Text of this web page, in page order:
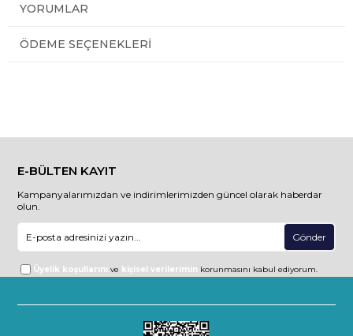
YORUMLAR
ÖDEME SEÇENEKLERI
E-BÜLTEN KAYIT
Kampanyalarımızdan ve indirimlerimizden güncel olarak haberdar
olun.
Gönder
Üyelik koşullarını ve kişisel verilerimin korunmasını kabul ediyorum.